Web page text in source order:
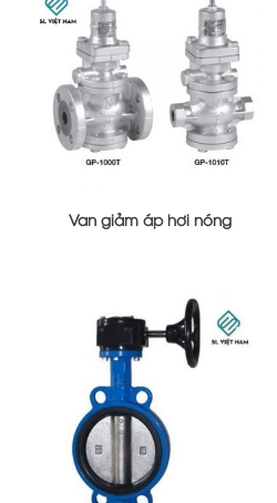
Van giảm áp hơi nóng